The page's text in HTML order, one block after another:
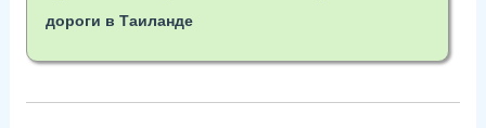
дороги в Таиланде